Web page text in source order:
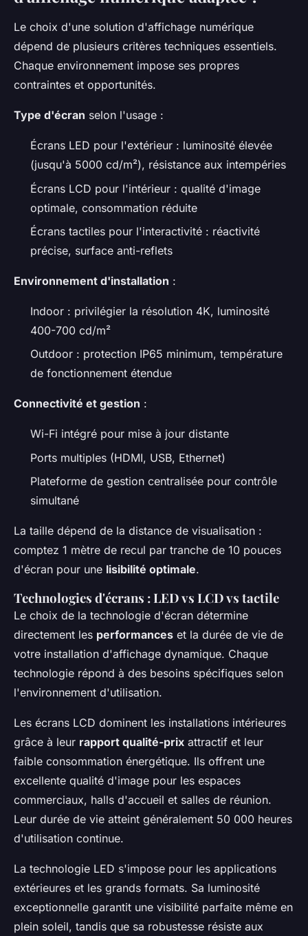
Le choix d'une solution d'affichage numérique
dépend de plusieurs critères techniques essentiels.
Chaque environnement impose ses propres
contraintes et opportunités.
Type d'écran selon l'usage :
Écrans LED pour l'extérieur : luminosité élevée
(jusqu'à 5000 cd/m²), résistance aux intempéries
Écrans LCD pour l'intérieur : qualité d'image
optimale, consommation réduite
Écrans tactiles pour l'interactivité : réactivité
précise, surface anti-reflets
Environnement d'installation :
Indoor : privilégier la résolution 4K, luminosité
400-700 cd/m²
Outdoor : protection IP65 minimum, température
de fonctionnement étendue
Connectivité et gestion :
Wi-Fi intégré pour mise à jour distante
Ports multiples (HDMI, USB, Ethernet)
Plateforme de gestion centralisée pour contrôle
simultané
La taille dépend de la distance de visualisation :
comptez 1 mètre de recul par tranche de 10 pouces
d'écran pour une lisibilité optimale.
Technologies d'écrans : LED vs LCD vs tactile
Le choix de la technologie d'écran détermine
directement les performances et la durée de vie de
votre installation d'affichage dynamique. Chaque
technologie répond à des besoins spécifiques selon
l'environnement d'utilisation.
Les écrans LCD dominent les installations intérieures
grâce à leur rapport qualité-prix attractif et leur
faible consommation énergétique. Ils offrent une
excellente qualité d'image pour les espaces
commerciaux, halls d'accueil et salles de réunion.
Leur durée de vie atteint généralement 50 000 heures
d'utilisation continue.
La technologie LED s'impose pour les applications
extérieures et les grands formats. Sa luminosité
exceptionnelle garantit une visibilité parfaite même en
plein soleil, tandis que sa robustesse résiste aux